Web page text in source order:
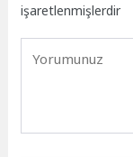
işaretlenmişlerdir